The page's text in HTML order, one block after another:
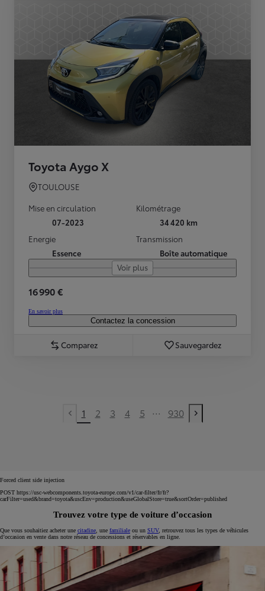
Toyota Aygo X
TOULOUSE
Mise en circulation
07-2023
Kilométrage
34 420 km
Energie
Essence
Transmission
Boîte automatique
Voir plus
16 990 €
En savoir plus
Contactez la concession
Comparez Sauvegardez
Previous page
1 2 3 4 5 ... 930
Next page
Forced client side injection
POST https://usc-webcomponents.toyota-europe.com/v1/car-filter/fr/fr?
carFilter=used&brand=toyota&uscEnv=production&useGlobalStore=true&sortOrder=published
Trouvez votre type de voiture d’occasion
Que vous souhaitiez acheter une citadine , une familiale ou un SUV, retrouvez tous les types de véhicules
d’occasion en vente dans notre réseau de concessions et réservables en ligne.